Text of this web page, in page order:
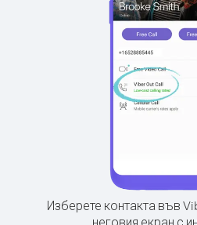
Изберете контакта във
неговия екран с